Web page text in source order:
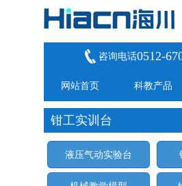
咨询电话0512-
网站首页 科教产品
钳工实训台
液压气动实验台